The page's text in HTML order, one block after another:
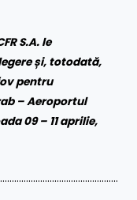
S.A. le
și, totodată,
pentru
– Aeroportul
09 – 11 aprilie,